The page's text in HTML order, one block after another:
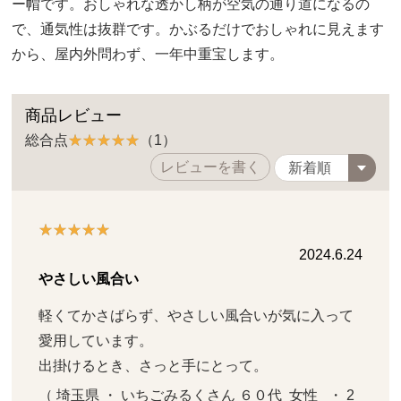
ー帽です。おしゃれな透かし柄が空気の通り道になるの
で、通気性は抜群です。かぶるだけでおしゃれに見えます
から、屋内外問わず、一年中重宝します。
商品レビュー
総合点
（1）
レビューを書く
2024.6.24
やさしい風合い
軽くてかさばらず、やさしい風合いが気に入って
愛用しています。
出掛けるとき、さっと手にとって。
（ 埼玉県 ・ いちごみるくさん ６０代  女性   ・ 2